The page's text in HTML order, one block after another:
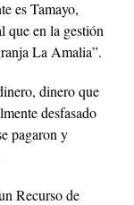
es Tamayo,
que en la gestión
La Amalia”.
dinero que
desfasado
pagaron y
Recurso de